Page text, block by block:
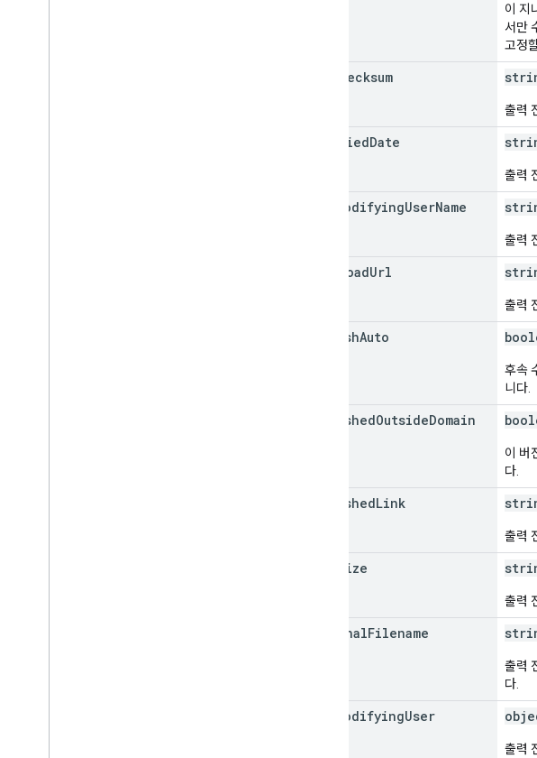
이 지
서만
고정
md5Checksum
출력
modifiedDate
출력
ModifyingUserName
출력
downloadUrl
출력
publishAuto
후속
니다.
publishedOutsideDomain
이 버
다.
publishedLink
출력
Size
출력
originalFilename
출력
다.
ModifyingUser
출력